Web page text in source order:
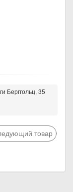
Берггольц, 35
товар